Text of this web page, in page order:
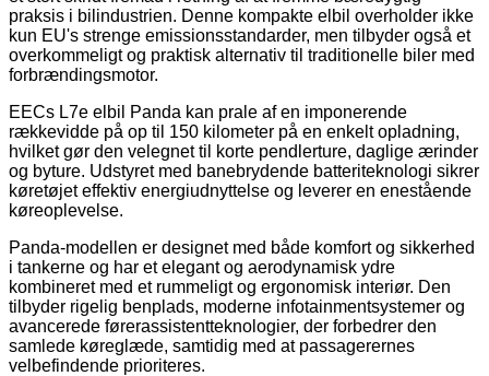
praksis i bilindustrien. Denne kompakte elbil overholder ikke
kun EU's strenge emissionsstandarder, men tilbyder også et
overkommeligt og praktisk alternativ til traditionelle biler med
forbrændingsmotor.
EECs L7e elbil Panda kan prale af en imponerende
rækkevidde på op til 150 kilometer på en enkelt opladning,
hvilket gør den velegnet til korte pendlerture, daglige ærinder
og byture. Udstyret med banebrydende batteriteknologi sikrer
køretøjet effektiv energiudnyttelse og leverer en enestående
køreoplevelse.
Panda-modellen er designet med både komfort og sikkerhed
i tankerne og har et elegant og aerodynamisk ydre
kombineret med et rummeligt og ergonomisk interiør. Den
tilbyder rigelig benplads, moderne infotainmentsystemer og
avancerede førerassistentteknologier, der forbedrer den
samlede køreglæde, samtidig med at passagerernes
velbefindende prioriteres.